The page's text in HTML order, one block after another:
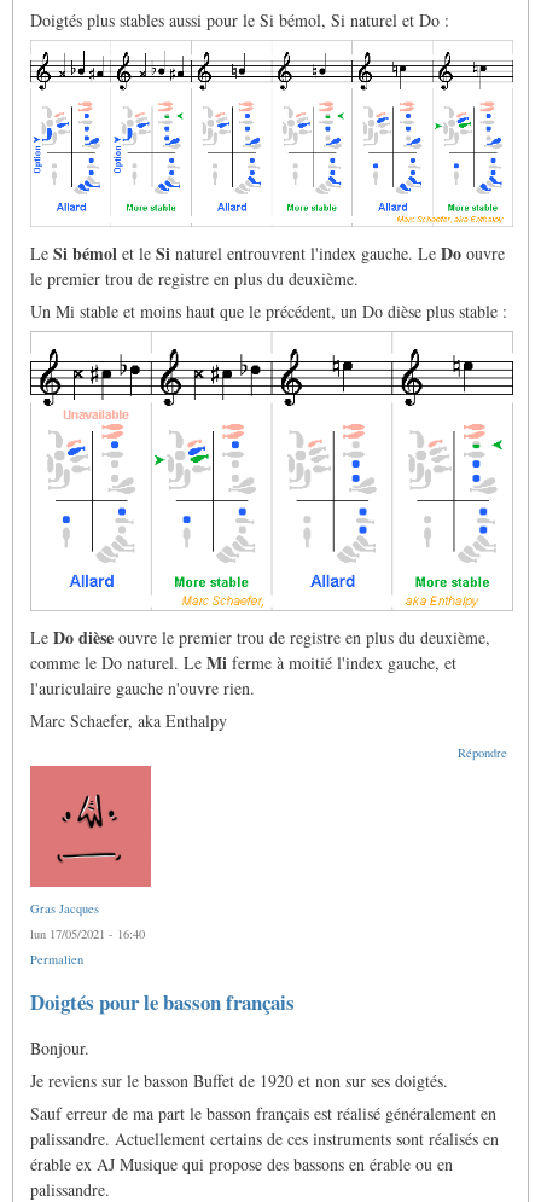
Doigtés plus stables aussi pour le Si bémol, Si naturel et Do :
Le Si bémol et le Si naturel entrouvrent l'index gauche. Le Do ouvre
le premier trou de registre en plus du deuxième.
Un Mi stable et moins haut que le précédent, un Do dièse plus stable :
Le Do dièse ouvre le premier trou de registre en plus du deuxième,
comme le Do naturel. Le Mi ferme à moitié l'index gauche, et
l'auriculaire gauche n'ouvre rien.
Marc Schaefer, aka Enthalpy
Répondre
Gras Jacques
lun 17/05/2021 - 16:40
Permalien
Doigtés pour le basson français
Bonjour.
Je reviens sur le basson Buffet de 1920 et non sur ses doigtés.
Sauf erreur de ma part le basson français est réalisé généralement en
palissandre. Actuellement certains de ces instruments sont réalisés en
érable ex AJ Musique qui propose des bassons en érable ou en
palissandre.